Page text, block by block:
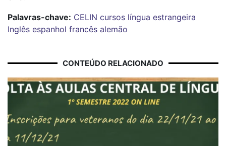
Palavras-chave: CELIN cursos língua estrangeira
Inglês espanhol francês alemão
CONTEÚDO RELACIONADO